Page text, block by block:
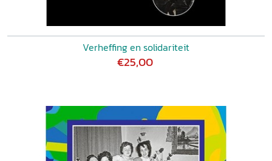
Verheffing en solidariteit
€25,00